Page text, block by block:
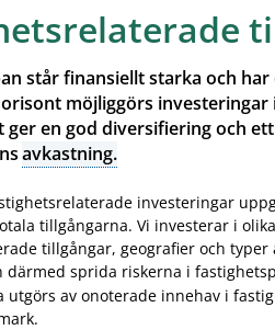
står finansiellt starka och har
möjliggörs investeringar
ger en god diversifiering och
avkastning.
investeringar
tillgångarna. Vi investerar i
tillgångar, geografier och typer
därmed sprida riskerna i
utgörs av onoterade innehav i